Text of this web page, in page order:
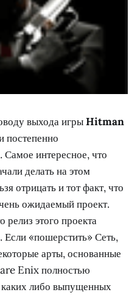
выхода игрыHitman
постепенно
Самое интересное, что
делать на этом
отрицать и тот факт, что
ожидаемый проект.
релиз этого проекта
Если «пошерстить» Сеть,
арты, основанные
Enix полностью
каких либо выпущенных